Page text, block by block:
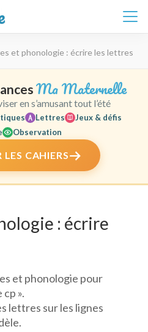
et phonologie : écrire les lettres
Ma Maternelle
en s’amusant tout l’été
Lettres
Jeux & défis
Observation
LES CAHIERS
: écrire
et phonologie pour
».
lettres sur les lignes